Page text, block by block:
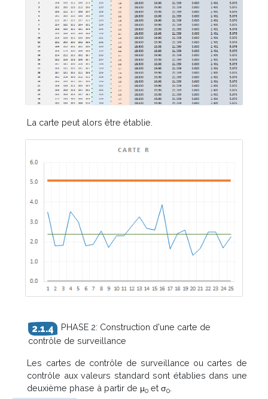
La carte peut alors être établie.
PHASE 2: Construction d'une carte de
contrôle de surveillance
Les cartes de contrôle de surveillance ou cartes de
contrôle aux valeurs standard sont établies dans une
deuxième phase à partir de μ0 et σ0